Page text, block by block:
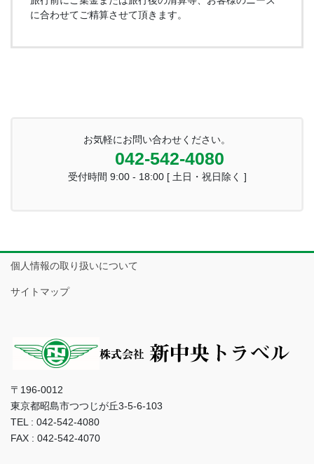
に合わせてご精算させて頂きます。
お気軽にお問い合わせください。
042-542-4080
受付時間 9:00 - 18:00 [ 土日・祝日除く ]
個人情報の取り扱いについて
サイトマップ
〒196-0012
東京都昭島市つつじが丘3-5-6-103
TEL : 042-542-4080
FAX : 042-542-4070